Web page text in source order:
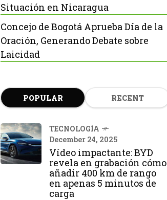
Situación en Nicaragua
Concejo de Bogotá Aprueba Día de la
Oración, Generando Debate sobre
Laicidad
POPULAR RECENT
TECNOLOGÍA
December 24, 2025
Vídeo impactante: BYD
revela en grabación cómo
añadir 400 km de rango
en apenas 5 minutos de
carga